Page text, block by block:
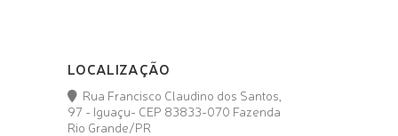
LOCALIZAÇÃO
Rua Francisco Claudino dos Santos,
97 - Iguaçu- CEP 83833-070 Fazenda
Rio Grande/PR